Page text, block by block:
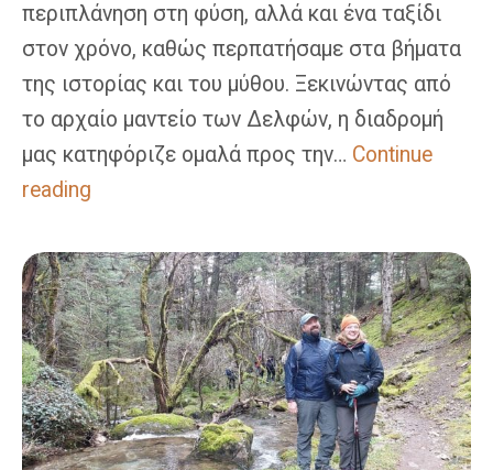
περιπλάνηση στη φύση, αλλά και ένα ταξίδι
στον χρόνο, καθώς περπατήσαμε στα βήματα
της ιστορίας και του μύθου. Ξεκινώντας από
το αρχαίο μαντείο των Δελφών, η διαδρομή
μας κατηφόριζε ομαλά προς την… Continue
reading
Δελφοί
–
Κίρρα,
Ένα
Ταξίδι
Στην
Ιστορία